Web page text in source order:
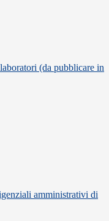
(da pubblicare in
amministrativi di